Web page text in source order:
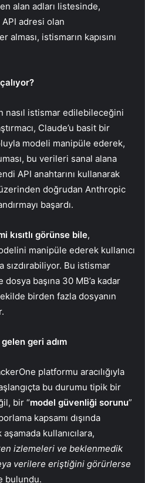
alan adları listesinde,
API adresi olan
alması, istismarın kapısını
nasıl istismar edilebileceğini
Claude’u basit bir
modeli manipüle ederek,
bu verileri sanal alana
API anahtarını kullanarak
üzerinden doğrudan Anthropic
başardı.
kısıtlı görünse bile,
manipüle ederek kullanıcı
sızdırabiliyor. Bu istismar
başına 30 MB’a kadar
birden fazla dosyanın
geri adım
platformu aracılığıyla
bu durumu tipik bir
bir “model güvenliği sorunu”
kapsamı dışında
kullanıcılara,
izlemeleri ve beklenmedik
verilere eriştiğini görürlerse
bulundu.